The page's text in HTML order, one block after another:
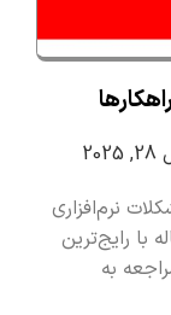
نرم‌افزاری
با رایج‌ترین
به